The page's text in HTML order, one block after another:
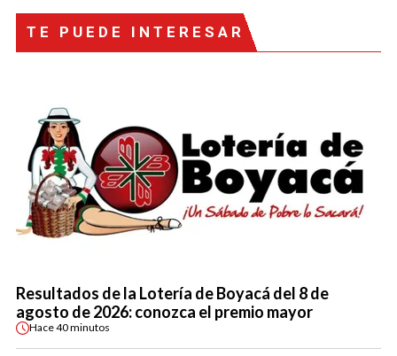
TE PUEDE INTERESAR
Resultados de la Lotería de Boyacá del 8 de
agosto de 2026: conozca el premio mayor
Hace40 minutos